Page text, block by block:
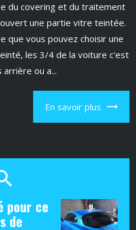
du covering et du traitement
une partie vitre teintée.
que vous pouvez choisir une
les 3/4 de la voiture c'est
ou a...
En savoir plus
pour ce
de